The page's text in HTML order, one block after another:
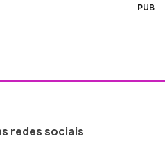
PUB
redes sociais